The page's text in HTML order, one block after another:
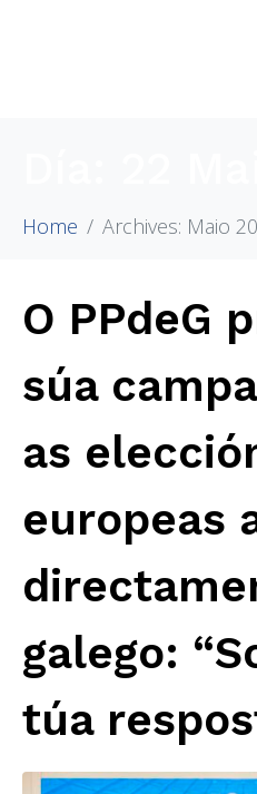
Home Archives: Maio
O PPdeG
súa
as
europeas
galego:
túa